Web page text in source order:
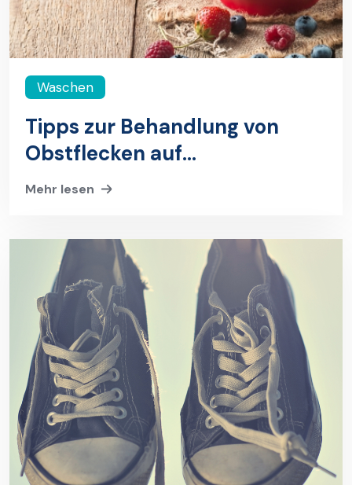
Waschen
Tipps zur Behandlung von
Obstflecken auf
Kleidungsstücken
Mehr lesen